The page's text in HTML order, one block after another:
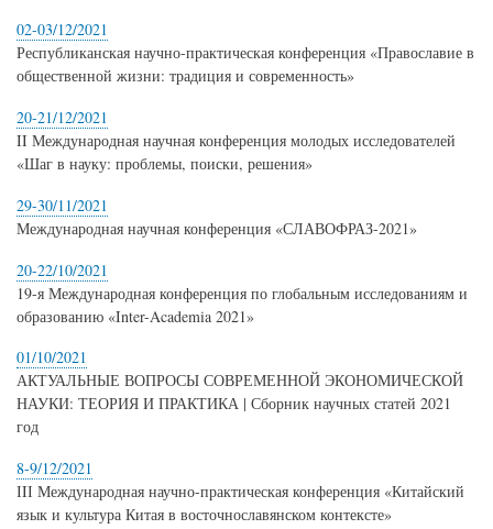
02-03/12/2021
Республиканская научно-практическая конференция «Православие в
общественной жизни: традиция и современность»
20-21/12/2021
II Международная научная конференция молодых исследователей
«Шаг в науку: проблемы, поиски, решения»
29-30/11/2021
Международная научная конференция «СЛАВОФРАЗ-2021»
20-22/10/2021
19-я Международная конференция по глобальным исследованиям и
образованию «Inter-Academia 2021»
01/10/2021
АКТУАЛЬНЫЕ ВОПРОСЫ СОВРЕМЕННОЙ ЭКОНОМИЧЕСКОЙ
НАУКИ: ТЕОРИЯ И ПРАКТИКА | Сборник научных статей 2021
год
8-9/12/2021
ІIІ Международная научно-практическая конференция «Китайский
язык и культура Китая в восточнославянском контексте»